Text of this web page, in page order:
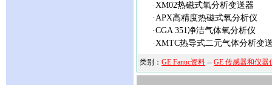
·XM02热磁式氧分析变送器
·APX高精度热磁式氧分析仪
·CGA 351净洁气体氧分析仪
·XMTC热导式二元气体分析变
类别： GE Fanuc资料 -- GE 传感器和仪器